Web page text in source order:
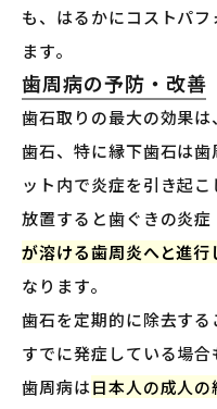
も、はるかにコストパ
ます。
歯周病の予防・改善
歯石取りの最大の効果は
歯石、特に縁下歯石は
ット内で炎症を引き起こ
放置すると歯ぐきの炎症
が溶ける歯周炎へと進
なります。
歯石を定期的に除去する
すでに発症している場合
歯周病は日本人の成人